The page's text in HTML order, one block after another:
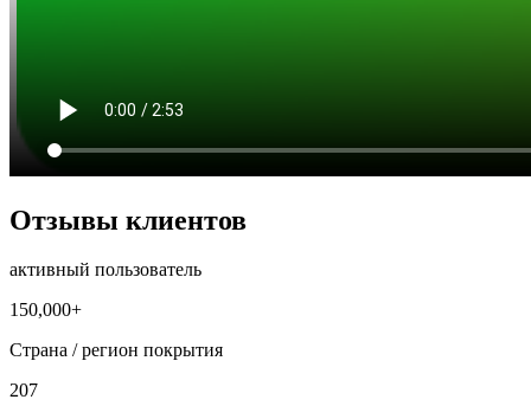
Отзывы клиентов
активный пользователь
150,000+
Страна / регион покрытия
207